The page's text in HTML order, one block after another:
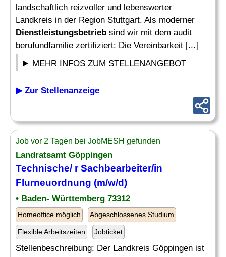
landschaftlich reizvoller und lebenswerter
Landkreis in der Region Stuttgart. Als moderner
Dienstleistungsbetrieb sind wir mit dem audit
berufundfamilie zertifiziert: Die Vereinbarkeit [...]
MEHR INFOS ZUM STELLENANGEBOT
▶ Zur Stellenanzeige
Job vor 2 Tagen bei JobMESH gefunden
Landratsamt Göppingen
Technische/ r Sachbearbeiter/in
Flurneuordnung (m/w/d)
• Baden- Württemberg 73312
Homeoffice möglich Abgeschlossenes Studium
Flexible Arbeitszeiten Jobticket
Stellenbeschreibung: Der Landkreis Göppingen ist